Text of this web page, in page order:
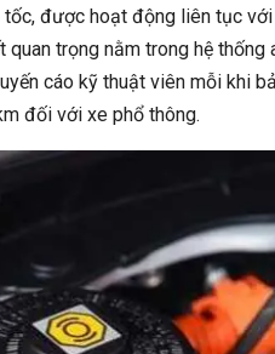
tốc, được hoạt động liên tục
trọng nằm trong hệ thống
cáo kỹ thuật viên mỗi khi
đối với xe phổ thông.